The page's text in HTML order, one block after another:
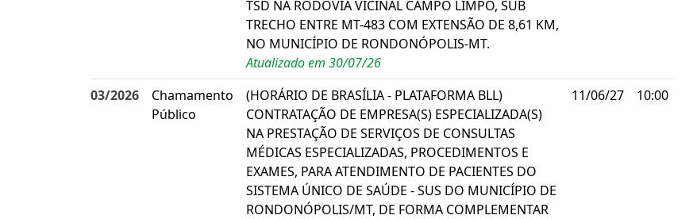
TSD NA RODOVIA VICINAL CAMPO LIMPO, SUB
TRECHO ENTRE MT-483 COM EXTENSÃO DE 8,61 KM,
NO MUNICÍPIO DE RONDONÓPOLIS-MT.
Atualizado em 30/07/26
03/2026
Chamamento
Público
(HORÁRIO DE BRASÍLIA - PLATAFORMA BLL)
CONTRATAÇÃO DE EMPRESA(S) ESPECIALIZADA(S)
NA PRESTAÇÃO DE SERVIÇOS DE CONSULTAS
MÉDICAS ESPECIALIZADAS, PROCEDIMENTOS E
EXAMES, PARA ATENDIMENTO DE PACIENTES DO
SISTEMA ÚNICO DE SAÚDE - SUS DO MUNICÍPIO DE
RONDONÓPOLIS/MT, DE FORMA COMPLEMENTAR
11/06/27 10:00